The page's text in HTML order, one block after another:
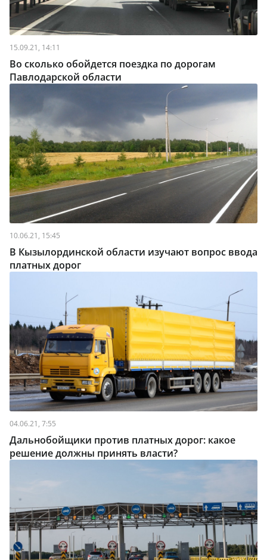
15.09.21, 14:11
Во сколько обойдется поездка по дорогам
Павлодарской области
10.06.21, 15:45
В Кызылординской области изучают вопрос ввода
платных дорог
04.06.21, 7:55
Дальнобойщики против платных дорог: какое
решение должны принять власти?